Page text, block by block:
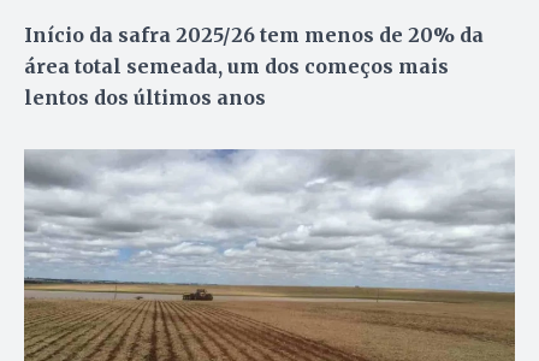
Início da safra 2025/26 tem menos de 20% da
área total semeada, um dos começos mais
lentos dos últimos anos